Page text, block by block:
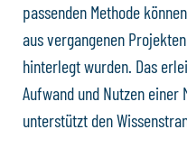
passenden Methode
aus vergangenen
hinterlegt wurden. Das
Aufwand und Nutzen einer
unterstützt den